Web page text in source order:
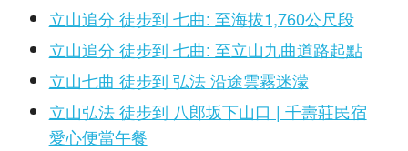
立山追分 徒步到 七曲: 至海拔1,760公尺段
立山追分 徒步到 七曲: 至立山九曲道路起點
立山七曲 徒步到 弘法 沿途雲霧迷濛
立山弘法 徒步到 八郎坂下山口 | 千壽莊民宿
愛心便當午餐